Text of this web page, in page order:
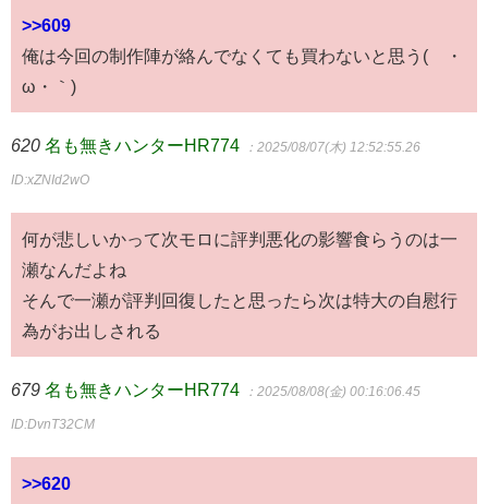
>>609
俺は今回の制作陣が絡んでなくても買わないと思う(´・
ω・｀)
620 名も無きハンターHR774 ：2025/08/07(木) 12:52:55.26
ID:xZNId2wO
何が悲しいかって次モロに評判悪化の影響食らうのは一
瀬なんだよね
そんで一瀬が評判回復したと思ったら次は特大の自慰行
為がお出しされる
679 名も無きハンターHR774 ：2025/08/08(金) 00:16:06.45
ID:DvnT32CM
>>620